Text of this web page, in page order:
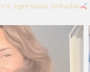
egresadas, invitadas